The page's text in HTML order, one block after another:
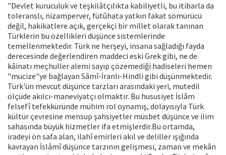
"Devlet kuruculuk ve teşkilâtçılıkta kabiliyetli, bu itibarla da
toleranslı, nizamperver, fütûhata yatkın fakat sömürücü
değil, hakikatlere açık, gerçekçi bir millet olarak tanınan
Türklerin bu özellikleri düşünce sistemlerinde
temellenmektedir. Türk ne herşeyi, insana sağladığı fayda
derecesinde değerlendiren maddeci eski Grek gibi, ne de
kâinatı meçhuller alemi sayıp çözemediği hadiseleri hemen
"mucize"ye bağlayan Sâmî-İranlı-Hindli gibi düşünmektedir.
Türk'ün mevcut düşünce tarzları arasındaki yeri, mutedil
ölçüde akılcı-maneviyatçı olmaktır. Bu hususiyet İslâm
felsefî tefekküründe mühim rol oynamış, dolayısıyla Türk
kültür çevresine mensup şahsiyetler müsbet düşünce ve ilim
sahasında büyük hizmetler ifa etmişlerdir.Bu ortamda,
iradeyi ön safa alan, ilahî emirleri akıl ve deliller ışığında
kavrayan İslâmî düşünce tarzının gelişmesi, zaman ve mekân